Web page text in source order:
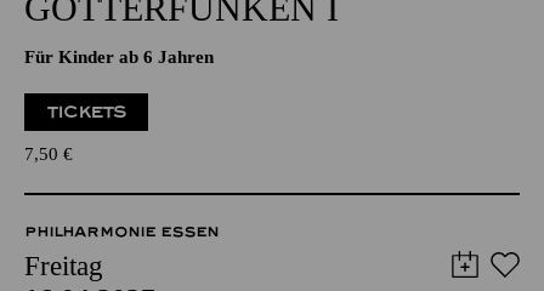
PHILHARMONIE ESSEN
Freitag
16.04.2027
17:30 - 18:30